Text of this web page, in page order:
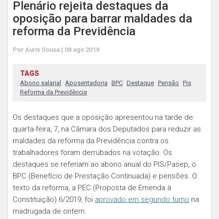
Plenário rejeita destaques da
oposição para barrar maldades da
reforma da Previdência
Por Auris Sousa | 08 ago 2019
TAGS
Abono salarial Aposentadoria BPC Destaque Pensão Pis
Reforma da Previdência
Os destaques que a oposição apresentou na tarde de
quarta-feira, 7, na Câmara dos Deputados para reduzir as
maldades da reforma da Previdência contra os
trabalhadores foram derrubados na votação. Os
destaques se referiam ao abono anual do PIS/Pasep, o
BPC (Benefício de Prestação Continuada) e pensões. O
texto da reforma, a PEC (Proposta de Emenda à
Constituição) 6/2019, foi aprovado em segundo turno na
madrugada de ontem.